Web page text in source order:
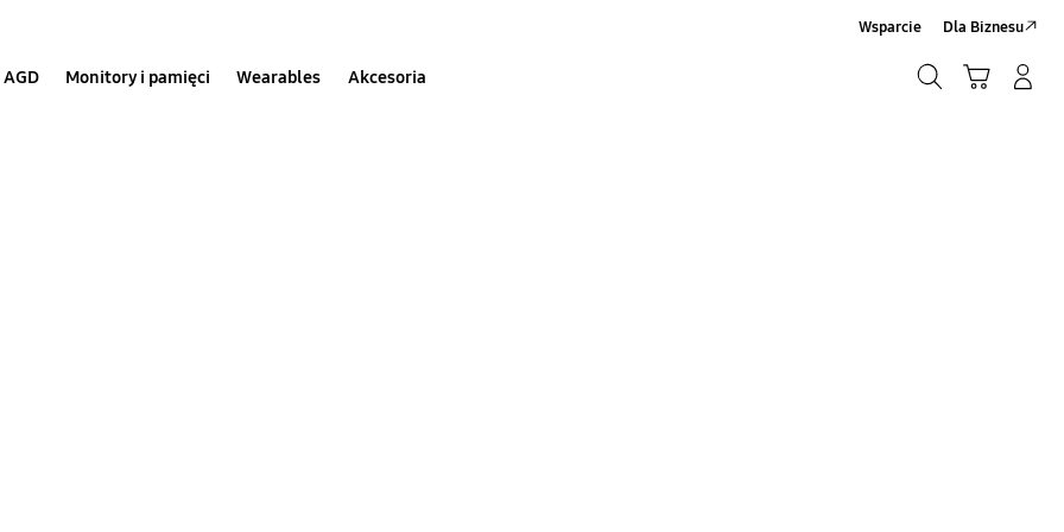
AGD Monitory i pamięci Wearables Akcesoria
Wsparcie Dla Biznesu